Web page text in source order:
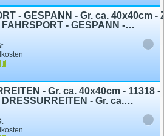
KISSEN - FAHRSPORT - GESPANN - Gr. ca. 40x40cm - Zierkissen Dekokissen
KISSEN - DRESSURREITEN - Gr. ca. 40x40cm - 11318 - Zierkissen Dekokissen